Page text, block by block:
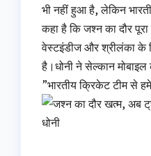
भी नहीं हुआ है, लेकिन
कहा है कि जश्न का दौर
वेस्टइंडीज और श्रीलंका के
है।धोनी ने सेल्कान
”भारतीय क्रिकेट टीम से